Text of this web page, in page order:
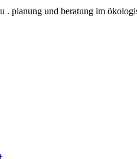
. planung und beratung im